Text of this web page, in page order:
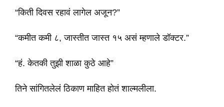
“किती दिवस रहावं लागेल अजून?”
“कमीत कमी ८, जास्तीत जास्त १५ असं म्हणाले डॉक्टर.”
“हं. केतकी तुझी शाळा कुठे आहे”
तिने सांगितलेलं ठिकाण माहित होतं शाल्मलीला.